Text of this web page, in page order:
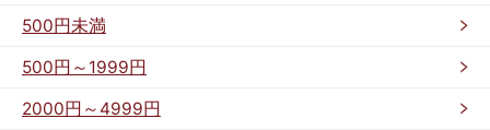
500円未満
500円～1999円
2000円～4999円